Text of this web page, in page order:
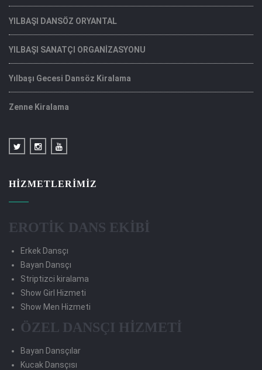
YILBAŞI DANSÖZ ORYANTAL
YILBAŞI SANATÇI ORGANİZASYONU
Yılbaşı Gecesi Dansöz Kiralama
Zenne Kiralama
HIZMETLERIMIZ
EROTİK DANS EKİBİ
Erkek Dansçı
Bayan Dansçı
Striptizci kiralama
Show Girl Hizmeti
Show Men Hizmeti
ÖZEL DANSÇI HİZMETİ
Bayan Dansçılar
Kucak Dansçısı